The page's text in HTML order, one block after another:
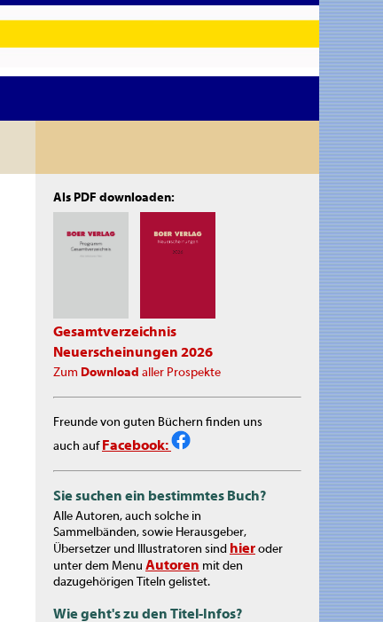
Als PDF downloaden:
Gesamtverzeichnis
Neuerscheinungen 2026
Zum Download aller Prospekte
Freunde von guten Büchern finden uns
auch auf Facebook:
Sie suchen ein bestimmtes Buch?
Alle Autoren, auch solche in
Sammelbänden, sowie Herausgeber,
Übersetzer und Illustratoren sind hieroder
unter dem Menu Autoren mit den
dazugehörigen Titeln gelistet.
Wie geht's zu den Titel-Infos?